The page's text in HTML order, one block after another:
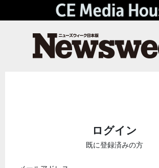
ログイン
既に登録済みの方